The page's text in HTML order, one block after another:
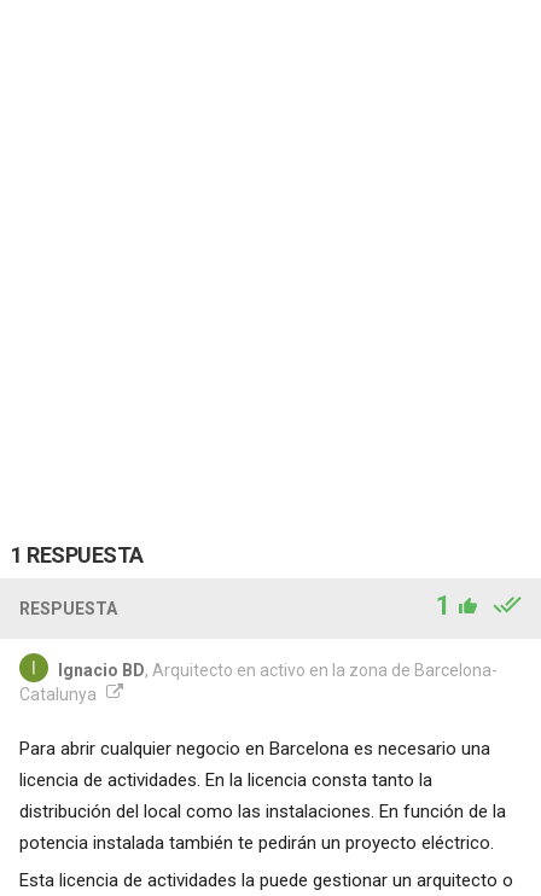
1 RESPUESTA
RESPUESTA 1
Ignacio BD, Arquitecto en activo en la zona de Barcelona-
Catalunya
Para abrir cualquier negocio en Barcelona es necesario una
licencia de actividades. En la licencia consta tanto la
distribución del local como las instalaciones. En función de la
potencia instalada también te pedirán un proyecto eléctrico.
Esta licencia de actividades la puede gestionar un arquitecto o